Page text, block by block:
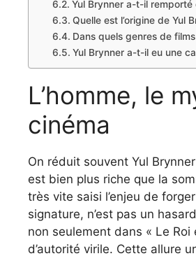
Yul Brynner a-t-il remporté
Quelle est l’origine de Yul
Dans quels genres de
Yul Brynner a-t-il eu une
L’homme, le
cinéma
On réduit souvent Yul
est bien plus riche que la
très vite saisi l’enjeu de
signature, n’est pas un
non seulement dans « Le
d’autorité virile. Cette allure